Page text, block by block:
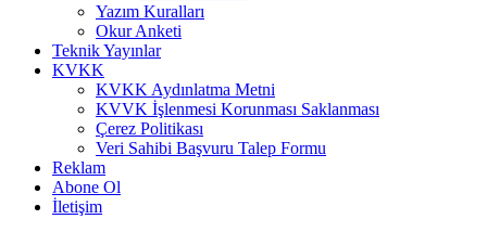
Yazım Kuralları
Okur Anketi
Teknik Yayınlar
KVKK
KVKK Aydınlatma Metni
KVVK İşlenmesi Korunması Saklanması
Çerez Politikası
Veri Sahibi Başvuru Talep Formu
Reklam
Abone Ol
İletişim